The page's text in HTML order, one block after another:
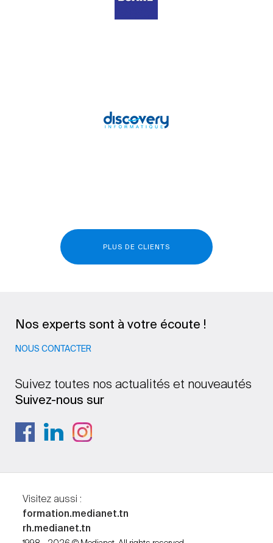
PLUS DE CLIENTS
Nos experts sont à votre écoute !
NOUS CONTACTER
Suivez toutes nos actualités et nouveautés
Suivez-nous sur
Visitez aussi :
formation.medianet.tn
rh.medianet.tn